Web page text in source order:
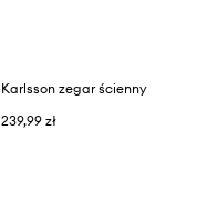
Karlsson zegar ścienny
239,99 zł